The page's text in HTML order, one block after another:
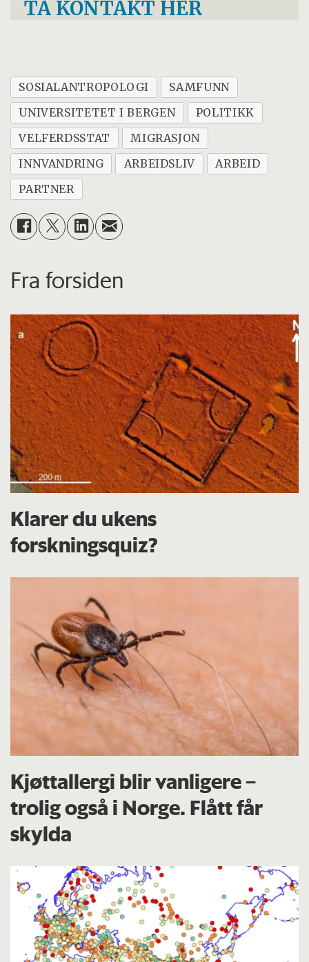
TA KONTAKT HER
SOSIALANTROPOLOGI
SAMFUNN
UNIVERSITETET I BERGEN
POLITIKK
VELFERDSSTAT
MIGRASJON
INNVANDRING
ARBEIDSLIV
ARBEID
PARTNER
Fra forsiden
Klarer du ukens
forskningsquiz?
Kjøttallergi blir vanligere –
trolig også i Norge. Flått får
skylda